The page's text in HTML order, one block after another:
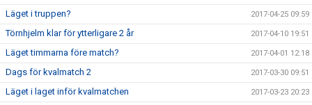
Läget i truppen? 2017-04-25 09:59
Törnhjelm klar för ytterligare 2 år 2017-04-10 19:51
Läget timmarna före match? 2017-04-01 12:18
Dags för kvalmatch 2 2017-03-30 09:51
Läget i laget inför kvalmatchen 2017-03-23 20:23